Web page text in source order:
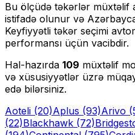
Bu ölçüdə təkərlər müxtəlif
istifadə olunur və
Keyfiyyətli təkər seçimi
performansı üçün vacibdir.
Hal-hazırda 109 müxtəlif
və xüsusiyyətlər üzrə
edə bilərsiniz.
Aoteli (20)Aplus (93)Arivo
(22)Blackhawk (72)